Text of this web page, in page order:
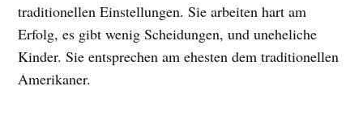
traditionellen Einstellungen. Sie arbeiten hart am
Erfolg, es gibt wenig Scheidungen, und uneheliche
Kinder. Sie entsprechen am ehesten dem traditionellen
Amerikaner.